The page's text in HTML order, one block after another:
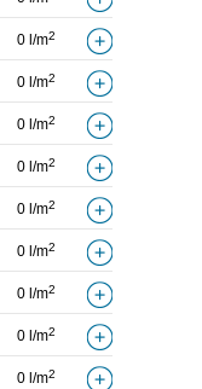
0 l/m2
0 l/m2
0 l/m2
0 l/m2
0 l/m2
0 l/m2
0 l/m2
0 l/m2
0 l/m2